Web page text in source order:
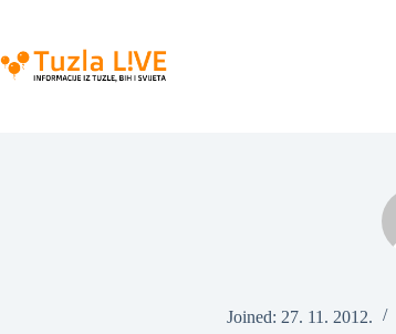
content
Joined: 27. 11. 2012.